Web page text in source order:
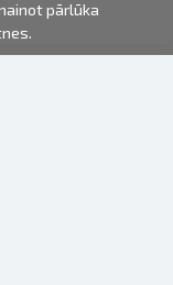
pārlūka